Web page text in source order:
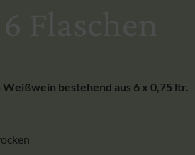
bestehend aus 6 x 0,75 ltr.